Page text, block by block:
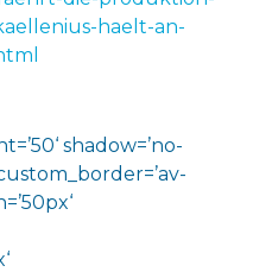
haelt-an-
shadow=’no-